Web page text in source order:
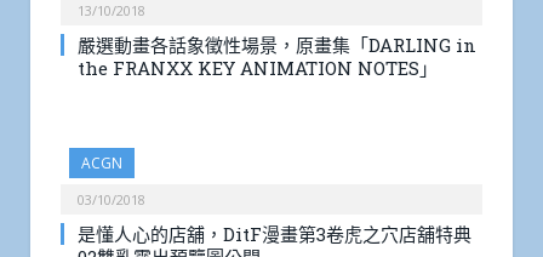
13/10/2018
嚴選動畫各話象徵性場景，原畫集「DARLING in
the FRANXX KEY ANIMATION NOTES」
ACGN
03/10/2018
是懂人心的店舖，DitF漫畫第3卷虎之穴店舖特典